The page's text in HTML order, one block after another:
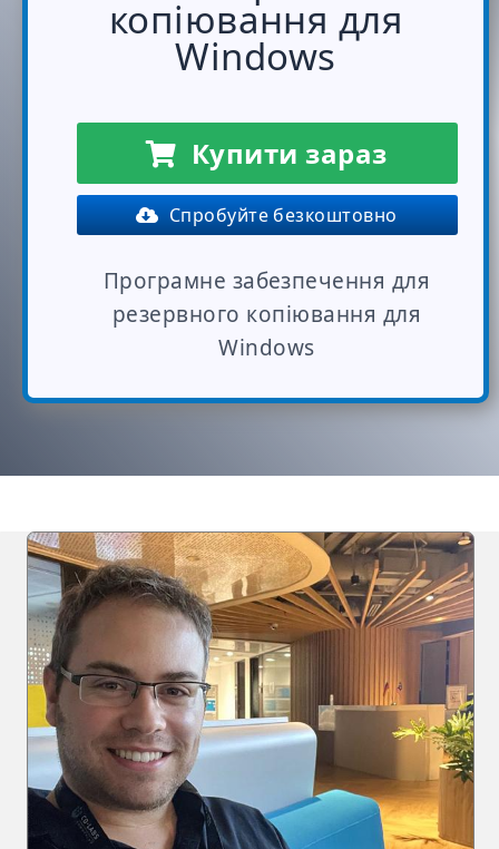
копіювання для
Windows
Купити зараз
Спробуйте безкоштовно
Програмне забезпечення для
резервного копіювання для
Windows